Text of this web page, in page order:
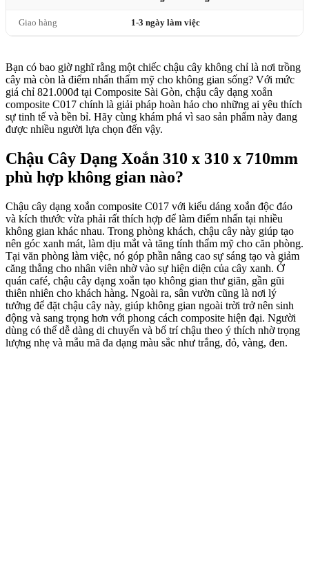
Giao hàng 1-3 ngày làm việc
Bạn có bao giờ nghĩ rằng một chiếc chậu cây không chỉ là nơi trồng
cây mà còn là điểm nhấn thẩm mỹ cho không gian sống? Với mức
giá chỉ 821.000đ tại Composite Sài Gòn, chậu cây dạng xoắn
composite C017 chính là giải pháp hoàn hảo cho những ai yêu thích
sự tinh tế và bền bỉ. Hãy cùng khám phá vì sao sản phẩm này đang
được nhiều người lựa chọn đến vậy.
Chậu Cây Dạng Xoắn 310 x 310 x 710mm
phù hợp không gian nào?
Chậu cây dạng xoắn composite C017 với kiểu dáng xoắn độc đáo
và kích thước vừa phải rất thích hợp để làm điểm nhấn tại nhiều
không gian khác nhau. Trong phòng khách, chậu cây này giúp tạo
nên góc xanh mát, làm dịu mắt và tăng tính thẩm mỹ cho căn phòng.
Tại văn phòng làm việc, nó góp phần nâng cao sự sáng tạo và giảm
căng thẳng cho nhân viên nhờ vào sự hiện diện của cây xanh. Ở
quán café, chậu cây dạng xoắn tạo không gian thư giãn, gần gũi
thiên nhiên cho khách hàng. Ngoài ra, sân vườn cũng là nơi lý
tưởng để đặt chậu cây này, giúp không gian ngoài trời trở nên sinh
động và sang trọng hơn với phong cách composite hiện đại. Người
dùng có thể dễ dàng di chuyển và bố trí chậu theo ý thích nhờ trọng
lượng nhẹ và mẫu mã đa dạng màu sắc như trắng, đỏ, vàng, đen.